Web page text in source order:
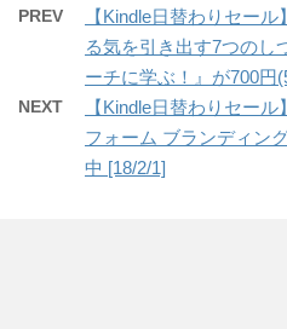
PREV
【Kindle日替わりセー
る気を引き出す7つの
ーチに学ぶ！』が700円
NEXT
【Kindle日替わりセー
フォーム ブランディン
中 [18/2/1]